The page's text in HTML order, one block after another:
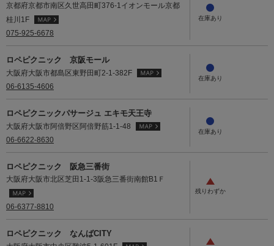
京都府京都市南区久世高田町376-1イオンモール京都
桂川1F
075-925-6678
ロペピクニック 京阪モール
大阪府大阪市都島区東野田町2-1-382F
06-6135-4606
ロペピクニックパサージュ エキモ天王寺
大阪府大阪市阿倍野区阿倍野筋1-1-48
06-6622-8630
ロペピクニック 阪急三番街
大阪府大阪市北区芝田1-1-3阪急三番街南館B1Ｆ
06-6377-8810
ロペピクニック なんばCITY